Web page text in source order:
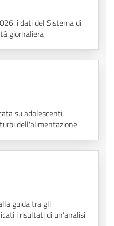
i dati del Sistema di
giornaliera
su adolescenti,
dell'alimentazione
guida tra gli
i risultati di un’analisi